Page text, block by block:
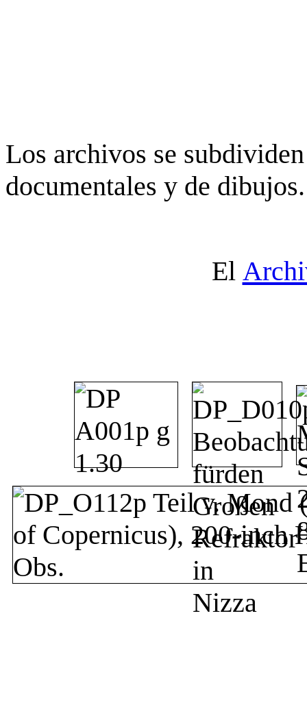
Los archivos se
documentales y de dibujos.
El